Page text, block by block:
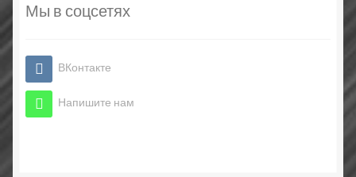
Мы в соцсетях
ВКонтакте
Напишите нам